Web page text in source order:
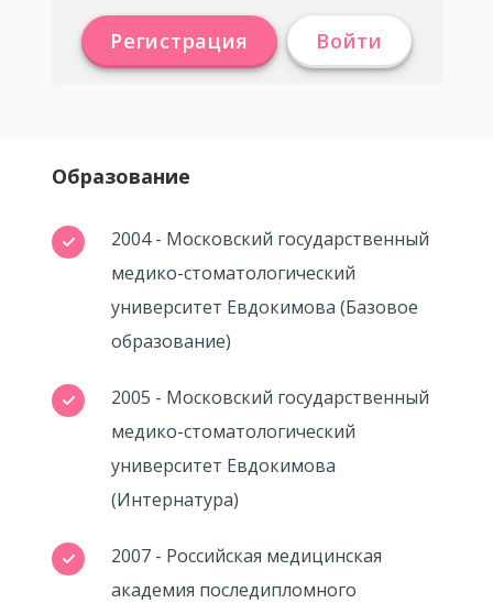
Регистрация Войти
Образование
2004 - Московский государственный
медико-стоматологический
университет Евдокимова (Базовое
образование)
2005 - Московский государственный
медико-стоматологический
университет Евдокимова
(Интернатура)
2007 - Российская медицинская
академия последипломного